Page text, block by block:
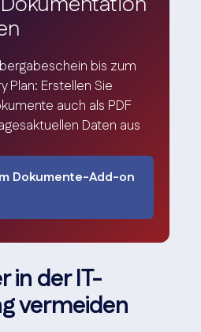
bis zum
Plan: Erstellen Sie
auch als PDF
Daten aus
Dokumente-Add-on
in der IT-
vermeiden